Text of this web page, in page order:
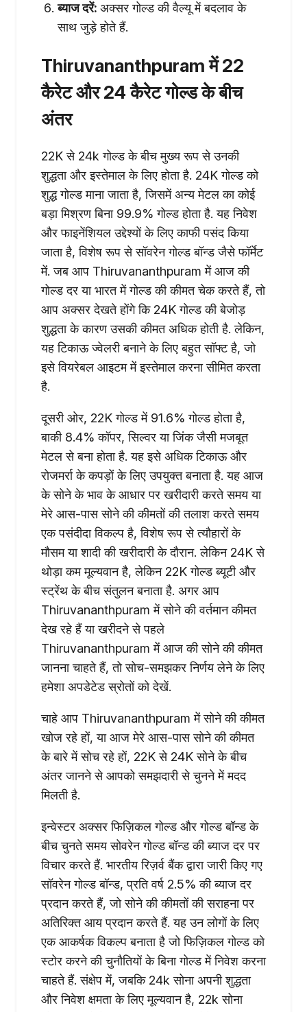
ब्याज दरें: अक्सर गोल्ड की वैल्यू में बदलाव के
साथ जुड़े होते हैं.
Thiruvananthpuram में 22
कैरेट और 24 कैरेट गोल्ड के बीच
अंतर
22K से 24k गोल्ड के बीच मुख्य रूप से उनकी
शुद्धता और इस्तेमाल के लिए होता है. 24K गोल्ड को
शुद्ध गोल्ड माना जाता है, जिसमें अन्य मेटल का कोई
बड़ा मिश्रण बिना 99.9% गोल्ड होता है. यह निवेश
और फाइनेंशियल उद्देश्यों के लिए काफी पसंद किया
जाता है, विशेष रूप से सॉवरेन गोल्ड बॉन्ड जैसे फॉर्मेट
में. जब आप Thiruvananthpuram में आज की
गोल्ड दर या भारत में गोल्ड की कीमत चेक करते हैं, तो
आप अक्सर देखते होंगे कि 24K गोल्ड की बेजोड़
शुद्धता के कारण उसकी कीमत अधिक होती है. लेकिन,
यह टिकाऊ ज्वेलरी बनाने के लिए बहुत सॉफ्ट है, जो
इसे वियरेबल आइटम में इस्तेमाल करना सीमित करता
है.
दूसरी ओर, 22K गोल्ड में 91.6% गोल्ड होता है,
बाकी 8.4% कॉपर, सिल्वर या जिंक जैसी मजबूत
मेटल से बना होता है. यह इसे अधिक टिकाऊ और
रोजमर्रा के कपड़ों के लिए उपयुक्त बनाता है. यह आज
के सोने के भाव के आधार पर खरीदारी करते समय या
मेरे आस-पास सोने की कीमतों की तलाश करते समय
एक पसंदीदा विकल्प है, विशेष रूप से त्यौहारों के
मौसम या शादी की खरीदारी के दौरान. लेकिन 24K से
थोड़ा कम मूल्यवान है, लेकिन 22K गोल्ड ब्यूटी और
स्ट्रेंथ के बीच संतुलन बनाता है. अगर आप
Thiruvananthpuram में सोने की वर्तमान कीमत
देख रहे हैं या खरीदने से पहले
Thiruvananthpuram में आज की सोने की कीमत
जानना चाहते हैं, तो सोच-समझकर निर्णय लेने के लिए
हमेशा अपडेटेड स्रोतों को देखें.
चाहे आप Thiruvananthpuram में सोने की कीमत
खोज रहे हों, या आज मेरे आस-पास सोने की कीमत
के बारे में सोच रहे हों, 22K से 24K सोने के बीच
अंतर जानने से आपको समझदारी से चुनने में मदद
मिलती है.
इन्वेस्टर अक्सर फिज़िकल गोल्ड और गोल्ड बॉन्ड के
बीच चुनते समय सोवरेन गोल्ड बॉन्ड की ब्याज दर पर
विचार करते हैं. भारतीय रिज़र्व बैंक द्वारा जारी किए गए
सॉवरेन गोल्ड बॉन्ड, प्रति वर्ष 2.5% की ब्याज दर
प्रदान करते हैं, जो सोने की कीमतों की सराहना पर
अतिरिक्त आय प्रदान करते हैं. यह उन लोगों के लिए
एक आकर्षक विकल्प बनाता है जो फिज़िकल गोल्ड को
स्टोर करने की चुनौतियों के बिना गोल्ड में निवेश करना
चाहते हैं. संक्षेप में, जबकि 24k सोना अपनी शुद्धता
और निवेश क्षमता के लिए मूल्यवान है, 22k सोना